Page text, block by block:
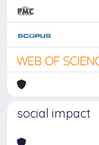
social impact